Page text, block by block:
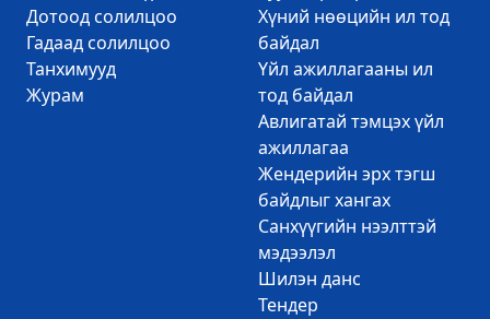
Дотоод солилцоо
Гадаад солилцоо
Танхимууд
Журам
Хүний нөөцийн ил тод
байдал
Үйл ажиллагааны ил
тод байдал
Авлигатай тэмцэх үйл
ажиллагаа
Жендерийн эрх тэгш
байдлыг хангах
Санхүүгийн нээлттэй
мэдээлэл
Шилэн данс
Тендер